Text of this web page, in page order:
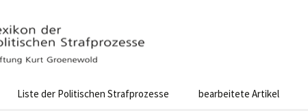
Liste der Politischen Strafprozesse bearbeitete Artikel